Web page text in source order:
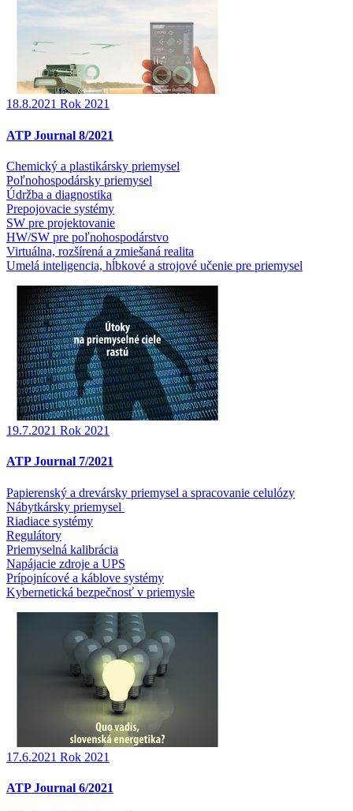
18.8.2021 Rok 2021
ATP Journal 8/2021
Chemický a plastikársky priemysel
Poľnohospodársky priemysel
Údržba a diagnostika
Prepojovacie systémy
SW pre projektovanie
HW/SW pre poľnohospodárstvo
Virtuálna, rozšírená a zmiešaná realita
Umelá inteligencia, hĺbkové a strojové učenie pre priemysel
19.7.2021 Rok 2021
ATP Journal 7/2021
Papierenský a drevársky priemysel a spracovanie celulózy
Nábytkársky priemysel
Riadiace systémy
Regulátory
Priemyselná kalibrácia
Napájacie zdroje a UPS
Prípojnícové a káblove systémy
Kybernetická bezpečnosť v priemysle
17.6.2021 Rok 2021
ATP Journal 6/2021